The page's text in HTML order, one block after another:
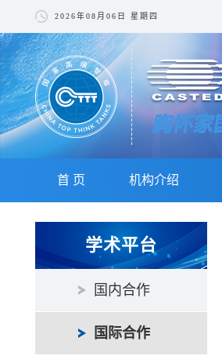
2026年08月06日 星期四
首 页 机构介绍
学术平台
国内合作
国际合作